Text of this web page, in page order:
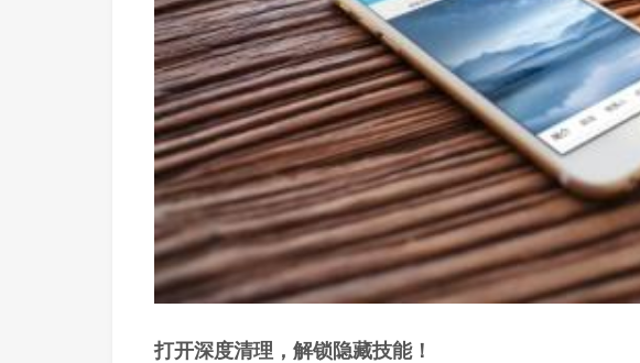
打开深度清理，解锁隐藏技能！